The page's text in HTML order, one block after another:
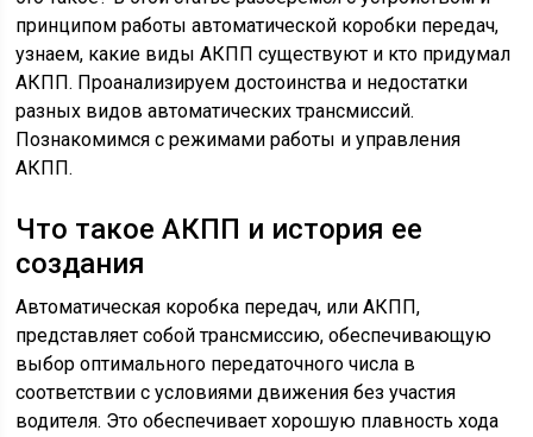
принципом работы автоматической коробки передач,
узнаем, какие виды АКПП существуют и кто придумал
АКПП. Проанализируем достоинства и недостатки
разных видов автоматических трансмиссий.
Познакомимся с режимами работы и управления
АКПП.
Что такое АКПП и история ее
создания
Автоматическая коробка передач, или АКПП,
представляет собой трансмиссию, обеспечивающую
выбор оптимального передаточного числа в
соответствии с условиями движения без участия
водителя. Это обеспечивает хорошую плавность хода